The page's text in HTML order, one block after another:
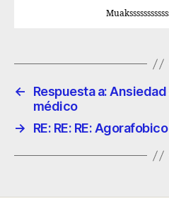
←
Respuesta a:
médico
→
RE: RE: RE: